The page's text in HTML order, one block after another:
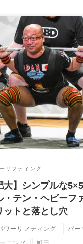
】シングル・テン・ヘビ
とし穴 「どの回数で鍛え
リフティング
大】シンプルな
・テン・ヘビーフ
ットと落とし穴
ワーリフティング パー